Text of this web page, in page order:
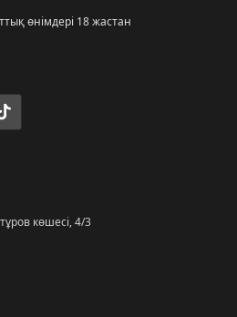
өнімдері 18 жастан
көшесі, 4/3